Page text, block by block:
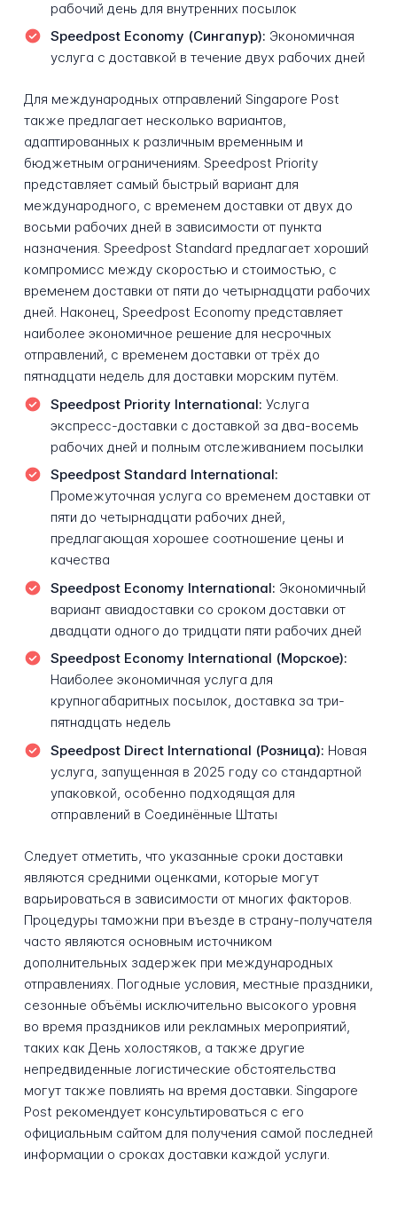
рабочий день для внутренних посылок
Speedpost Economy (Сингапур): Экономичная
услуга с доставкой в течение двух рабочих дней
Для международных отправлений Singapore Post
также предлагает несколько вариантов,
адаптированных к различным временным и
бюджетным ограничениям. Speedpost Priority
представляет самый быстрый вариант для
международного, с временем доставки от двух до
восьми рабочих дней в зависимости от пункта
назначения. Speedpost Standard предлагает хороший
компромисс между скоростью и стоимостью, с
временем доставки от пяти до четырнадцати рабочих
дней. Наконец, Speedpost Economy представляет
наиболее экономичное решение для несрочных
отправлений, с временем доставки от трёх до
пятнадцати недель для доставки морским путём.
Speedpost Priority International: Услуга
экспресс-доставки с доставкой за два-восемь
рабочих дней и полным отслеживанием посылки
Speedpost Standard International:
Промежуточная услуга со временем доставки от
пяти до четырнадцати рабочих дней,
предлагающая хорошее соотношение цены и
качества
Speedpost Economy International: Экономичный
вариант авиадоставки со сроком доставки от
двадцати одного до тридцати пяти рабочих дней
Speedpost Economy International (Морское):
Наиболее экономичная услуга для
крупногабаритных посылок, доставка за три-
пятнадцать недель
Speedpost Direct International (Розница): Новая
услуга, запущенная в 2025 году со стандартной
упаковкой, особенно подходящая для
отправлений в Соединённые Штаты
Следует отметить, что указанные сроки доставки
являются средними оценками, которые могут
варьироваться в зависимости от многих факторов.
Процедуры таможни при въезде в страну-получателя
часто являются основным источником
дополнительных задержек при международных
отправлениях. Погодные условия, местные праздники,
сезонные объёмы исключительно высокого уровня
во время праздников или рекламных мероприятий,
таких как День холостяков, а также другие
непредвиденные логистические обстоятельства
могут также повлиять на время доставки. Singapore
Post рекомендует консультироваться с его
официальным сайтом для получения самой последней
информации о сроках доставки каждой услуги.